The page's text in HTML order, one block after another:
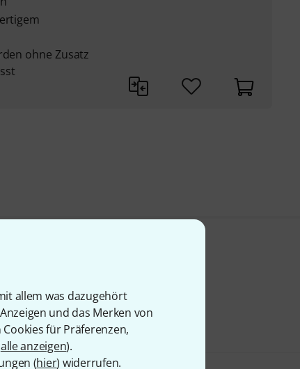
allem was dazugehört
und das Merken von
für Präferenzen,
alle anzeigen).
(hier) widerrufen.
ohne Zusatz